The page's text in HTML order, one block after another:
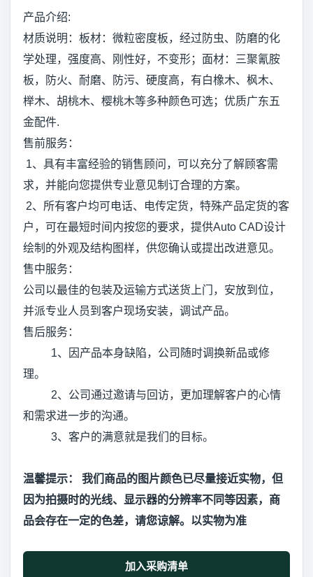
产品介绍:
材质说明：板材：微粒密度板，经过防虫、防磨的化
学处理，强度高、刚性好，不变形；面材：三聚氰胺
板，防火、耐磨、防污、硬度高，有白橡木、枫木、
榉木、胡桃木、樱桃木等多种颜色可选；优质广东五
金配件.
售前服务：
1、具有丰富经验的销售顾问，可以充分了解顾客需
求，并能向您提供专业意见制订合理的方案。
2、所有客户均可电话、电传定货，特殊产品定货的客
户，可在最短时间内按您的要求，提供Auto CAD设计
绘制的外观及结构图样，供您确认或提出改进意见。
售中服务：
公司以最佳的包装及运输方式送货上门，安放到位，
并派专业人员到客户现场安装，调试产品。
售后服务：
1、因产品本身缺陷，公司随时调换新品或修
理。
2、公司通过邀请与回访，更加理解客户的心情
和需求进一步的沟通。
3、客户的满意就是我们的目标。
温馨提示： 我们商品的图片颜色已尽量接近实物，但
因为拍摄时的光线、显示器的分辨率不同等因素，商
品会存在一定的色差，请您谅解。以实物为准
加入采购清单